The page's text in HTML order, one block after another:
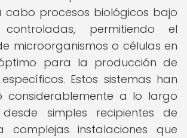
procesos biológicos bajo
controladas, permitiendo el
microorganismos o células en
para la producción de
Estos sistemas han
considerablemente a lo largo
simples recipientes de
complejas instalaciones que